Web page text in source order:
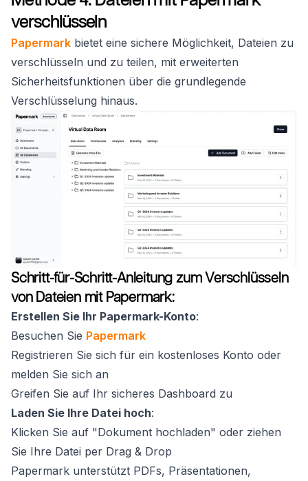
verschlüsseln
Papermark bietet eine sichere Möglichkeit, Dateien zu
verschlüsseln und zu teilen, mit erweiterten
Sicherheitsfunktionen über die grundlegende
Verschlüsselung hinaus.
Schritt-für-Schritt-Anleitung zum Verschlüsseln
von Dateien mit Papermark:
Erstellen Sie Ihr Papermark-Konto:
Besuchen Sie Papermark
Registrieren Sie sich für ein kostenloses Konto oder
melden Sie sich an
Greifen Sie auf Ihr sicheres Dashboard zu
Laden Sie Ihre Datei hoch:
Klicken Sie auf "Dokument hochladen" oder ziehen
Sie Ihre Datei per Drag & Drop
Papermark unterstützt PDFs, Präsentationen,